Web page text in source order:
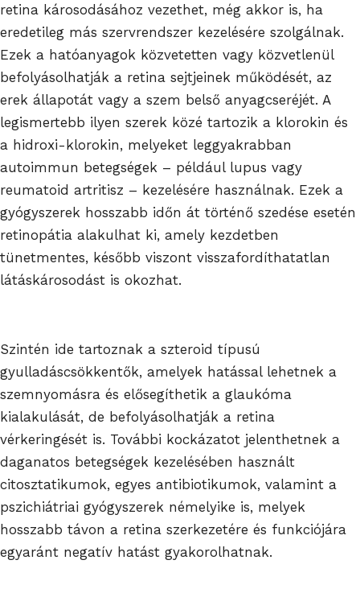
retina károsodásához vezethet, még akkor is, ha
eredetileg más szervrendszer kezelésére szolgálnak.
Ezek a hatóanyagok közvetetten vagy közvetlenül
befolyásolhatják a retina sejtjeinek működését, az
erek állapotát vagy a szem belső anyagcseréjét. A
legismertebb ilyen szerek közé tartozik a klorokin és
a hidroxi-klorokin, melyeket leggyakrabban
autoimmun betegségek – például lupus vagy
reumatoid artritisz – kezelésére használnak. Ezek a
gyógyszerek hosszabb időn át történő szedése esetén
retinopátia alakulhat ki, amely kezdetben
tünetmentes, később viszont visszafordíthatatlan
látáskárosodást is okozhat.
Szintén ide tartoznak a szteroid típusú
gyulladáscsökkentők, amelyek hatással lehetnek a
szemnyomásra és elősegíthetik a glaukóma
kialakulását, de befolyásolhatják a retina
vérkeringését is. További kockázatot jelenthetnek a
daganatos betegségek kezelésében használt
citosztatikumok, egyes antibiotikumok, valamint a
pszichiátriai gyógyszerek némelyike is, melyek
hosszabb távon a retina szerkezetére és funkciójára
egyaránt negatív hatást gyakorolhatnak.